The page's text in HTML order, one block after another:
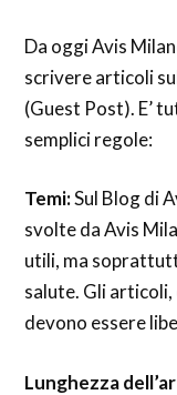
Da oggi Avis
scrivere articoli
(Guest Post). E’
semplici regole:
Temi:Sul Blog di
svolte da Avis
utili, ma
salute. Gli
devono essere
Lunghezza